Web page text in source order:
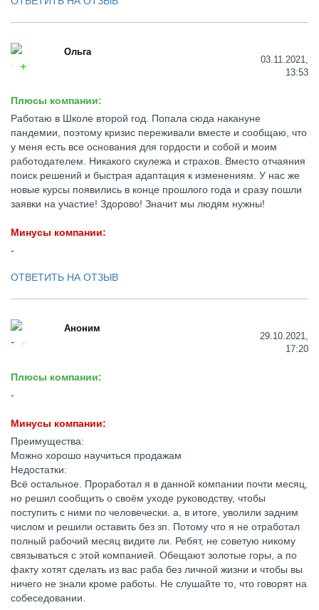
Ольга
03.11.2021,
13:53
Плюсы компании:
Работаю в Школе второй год. Попала сюда накануне
пандемии, поэтому кризис переживали вместе и сообщаю, что
у меня есть все основания для гордости и собой и моим
работодателем. Никакого скулежа и страхов. Вместо отчаяния
поиск решений и быстрая адаптация к изменениям. У нас же
новые курсы появились в конце прошлого года и сразу пошли
заявки на участие! Здорово! Значит мы людям нужны!
Минусы компании:
-
ОТВЕТИТЬ НА ОТЗЫВ
Аноним
29.10.2021,
17:20
Плюсы компании:
-
Минусы компании:
Преимущества:
Можно хорошо научиться продажам
Недостатки:
Всё остальное. Проработал я в данной компании почти месяц,
но решил сообщить о своём уходе руководству, чтобы
поступить с ними по человечески. а, в итоге, уволили задним
числом и решили оставить без зп. Потому что я не отработал
полный рабочий месяц видите ли. Ребят, не советую никому
связываться с этой компанией. Обещают золотые горы, а по
факту хотят сделать из вас раба без личной жизни и чтобы вы
ничего не знали кроме работы. Не слушайте то, что говорят на
собеседовании.